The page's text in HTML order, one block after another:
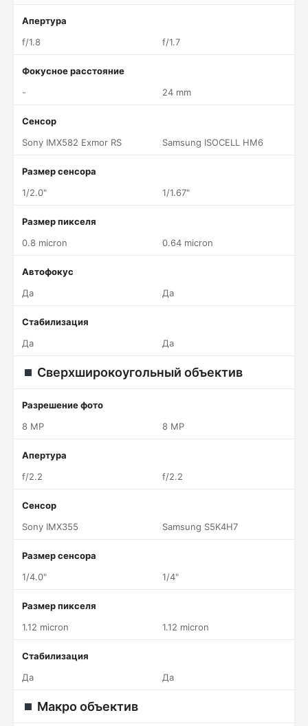
Апертура
f/1.8
f/1.7
Фокусное расстояние
-
24 mm
Сенсор
Sony IMX582 Exmor RS
Samsung ISOCELL HM6
Размер сенсора
1/2.0"
1/1.67"
Размер пикселя
0.8 micron
0.64 micron
Автофокус
Да
Да
Стабилизация
Да
Да
Сверхширокоугольный объектив
Разрешение фото
8 MP
8 MP
Апертура
f/2.2
f/2.2
Сенсор
Sony IMX355
Samsung S5K4H7
Размер сенсора
1/4.0"
1/4"
Размер пикселя
1.12 micron
1.12 micron
Стабилизация
Да
Да
Макро объектив